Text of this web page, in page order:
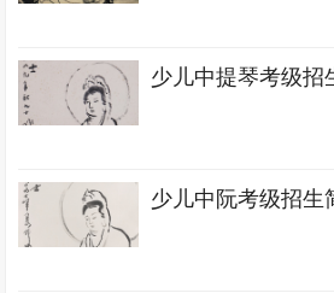
少儿中提琴考级招
少儿中阮考级招生